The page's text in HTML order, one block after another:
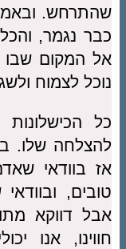
שהתרחש.
כבר נגמר,
אל המקום שבו
נוכל לצמוח
כל
להצלחה שלו.
אז בוודאי
טובים,
אבל דווקא
חווינו, אנו